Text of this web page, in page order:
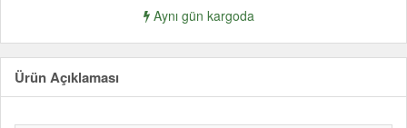
Aynı gün kargoda
Ürün Açıklaması